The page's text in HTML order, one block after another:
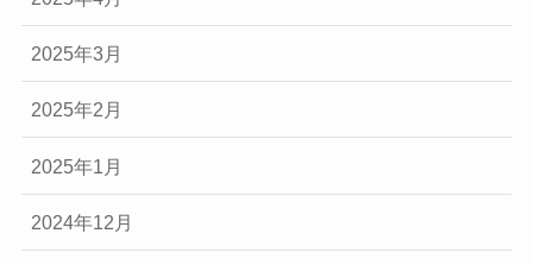
2025年3月
2025年2月
2025年1月
2024年12月